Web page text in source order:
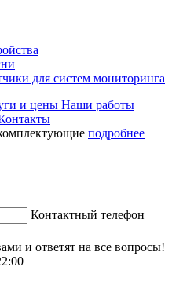
для систем мониторинга
и цены Наши работы
подробнее
Контактный телефон
и ответят на все вопросы!